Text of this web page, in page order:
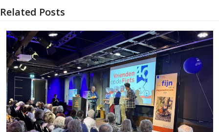
Related Posts